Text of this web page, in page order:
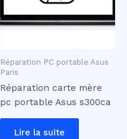
Réparation PC portable Asus
Paris
Réparation carte mère
pc portable Asus s300ca
Lire la suite